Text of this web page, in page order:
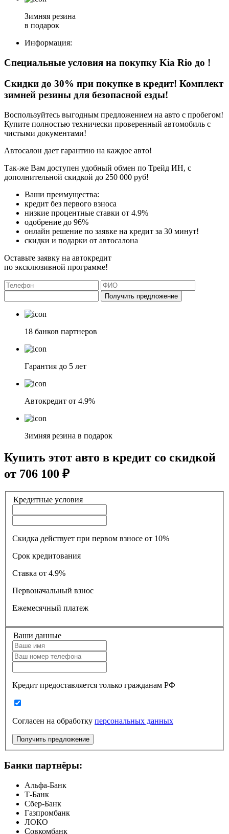
Зимняя резина
в подарок
Информация:
Специальные условия на покупку Kia Rio до !
Скидки до 30% при покупке в кредит! Комплект
зимней резины для безопасной езды!
Воспользуйтесь выгодным предложением на авто с пробегом!
Купите полностью технически проверенный автомобиль с
чистыми документами!
Автосалон дает гарантию на каждое авто!
Так-же Вам доступен удобный обмен по Трейд ИН, с
дополнительной скидкой до 250 000 руб!
Ваши преимущества:
кредит без первого взноса
низкие процентные ставки от 4.9%
одобрение до 96%
онлайн решение по заявке на кредит за 30 минут!
скидки и подарки от автосалона
Оставьте заявку на автокредит
по эксклюзивной программе!
Получить предложение
18 банков партнеров
Гарантия до 5 лет
Автокредит от 4.9%
Зимняя резина в подарок
Купить этот авто в кредит со скидкой
от 706 100 ₽
Кредитные условия
Скидка действует при первом взносе от 10%
Срок кредитования
Ставка
от 4.9%
Первоначальный взнос
Ежемесячный платеж
Ваши данные
Кредит предоставляется только гражданам РФ
Согласен на обработку персональных данных
Получить предложение
Банки партнёры:
Альфа-Банк
Т-Банк
Сбер-Банк
Газпромбанк
ЛОКО
Совкомбанк